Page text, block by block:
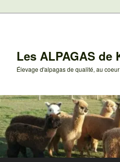
Les ALPAGAS de
Élevage d'alpagas de qualité, au